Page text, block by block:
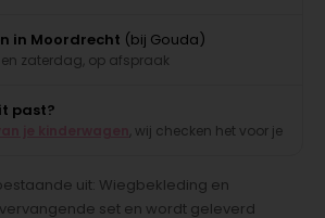
in Moordrecht (bij Gouda)
zaterdag, op afspraak
past?
, wij checken het voor je
uit: Wiegbekleding en
set en wordt geleverd